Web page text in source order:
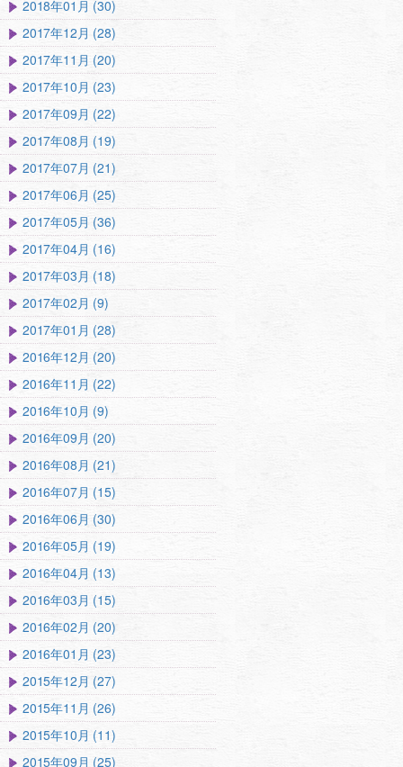
2018年01月 (30)
2017年12月 (28)
2017年11月 (20)
2017年10月 (23)
2017年09月 (22)
2017年08月 (19)
2017年07月 (21)
2017年06月 (25)
2017年05月 (36)
2017年04月 (16)
2017年03月 (18)
2017年02月 (9)
2017年01月 (28)
2016年12月 (20)
2016年11月 (22)
2016年10月 (9)
2016年09月 (20)
2016年08月 (21)
2016年07月 (15)
2016年06月 (30)
2016年05月 (19)
2016年04月 (13)
2016年03月 (15)
2016年02月 (20)
2016年01月 (23)
2015年12月 (27)
2015年11月 (26)
2015年10月 (11)
2015年09月 (25)